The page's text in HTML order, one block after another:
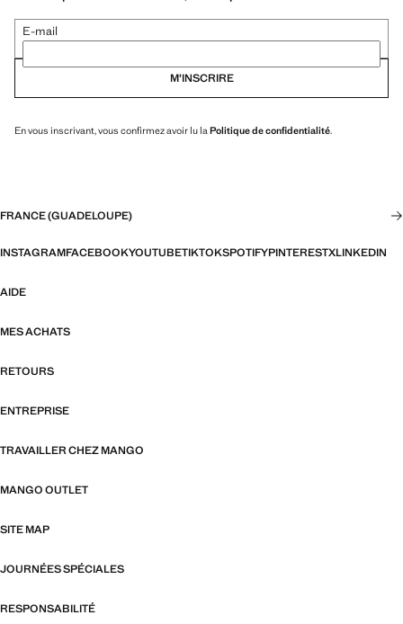
E-mail
M’INSCRIRE
En vous inscrivant, vous confirmez avoir lu la Politique de confidentialité.
FRANCE (GUADELOUPE)
INSTAGRAMFACEBOOKYOUTUBETIKTOKSPOTIFYPINTERESTXLINKEDIN
AIDE
MES ACHATS
RETOURS
ENTREPRISE
TRAVAILLER CHEZ MANGO
MANGO OUTLET
SITE MAP
JOURNÉES SPÉCIALES
RESPONSABILITÉ